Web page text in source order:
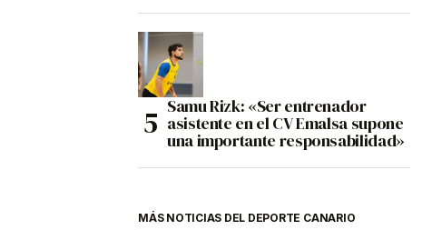
Samu Rizk: «Ser entrenador
asistente en el CV Emalsa supone
una importante responsabilidad»
MÁS NOTICIAS DEL DEPORTE CANARIO